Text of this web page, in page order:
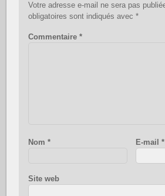
Votre adresse e-mail ne sera pas
obligatoires sont indiqués avec *
Commentaire *
Nom * E-mail*
Site web